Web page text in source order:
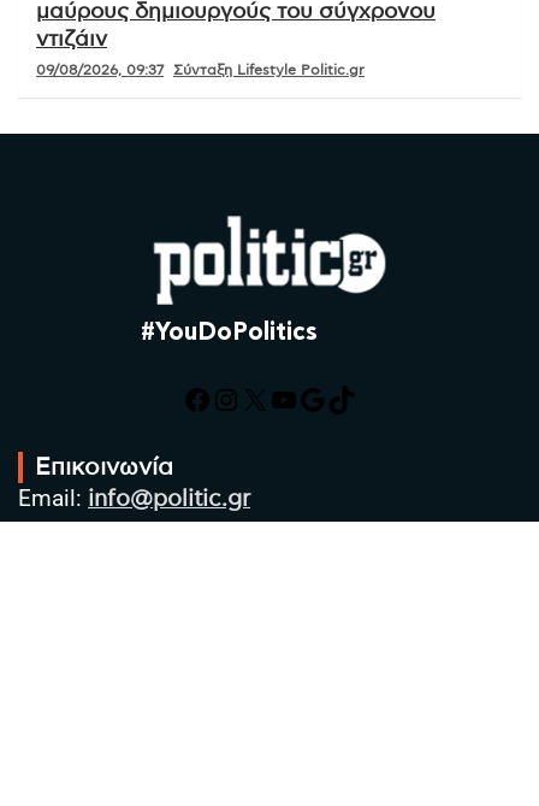
μαύρους δημιουργούς του σύγχρονου
ντιζάιν
09/08/2026, 09:37 Σύνταξη Lifestyle Politic.gr
#YouDoPolitics
Facebook
Instagram
X YouTube
Google
TikTok
Επικοινωνία
Email: info@politic.gr
Τηλ: